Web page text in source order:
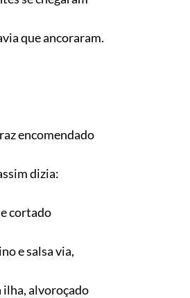
que ancoraram.
encomendado
dizia:
cortado
e salsa via,
ilha, alvoroçado